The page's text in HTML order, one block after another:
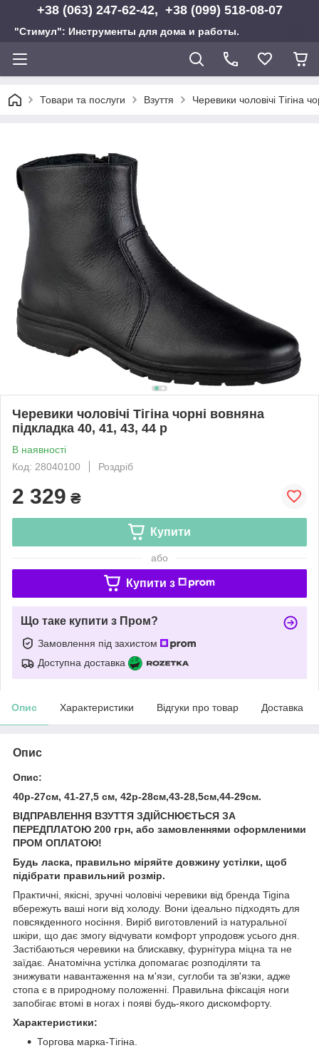
+38 (063) 247-62-42, +38 (099) 518-08-07
"Стимул": Инструменты для дома и работы.
Товари та послуги Взуття Черевики чоловічі Тігіна
Черевики чоловічі Тігіна чорні вовняна
підкладка 40, 41, 43, 44 р
В наявності
Код: 28040100
Роздріб
2 329 ₴
Купити
або
Купити з
Що таке купити з Пром?
Замовлення під захистом
Доступна доставка
Опис Характеристики Відгуки про товар Доставка
Опис
Опис:
40р-27см, 41-27,5 см, 42р-28см,43-28,5см,44-29см.
ВІДПРАВЛЕННЯ ВЗУТТЯ ЗДІЙСНЮЄТЬСЯ ЗА
ПЕРЕДПЛАТОЮ 200 грн, або замовленнями оформленими
ПРОМ ОПЛАТОЮ!
Будь ласка, правильно міряйте довжину устілки, щоб
підібрати правильний розмір.
Практичні, якісні, зручні чоловічі черевики від бренда Tigina
вбережуть ваші ноги від холоду. Вони ідеально підходять для
повсякденного носіння. Виріб виготовлений із натуральної
шкіри, що дає змогу відчувати комфорт упродовж усього дня.
Застібаються черевики на блискавку, фурнітура міцна та не
заїдає. Анатомічна устілка допомагає розподіляти та
знижувати навантаження на м'язи, суглоби та зв'язки, адже
стопа є в природному положенні. Правильна фіксація ноги
запобігає втомі в ногах і появі будь-якого дискомфорту.
Характеристики:
Торгова марка-Тігіна.